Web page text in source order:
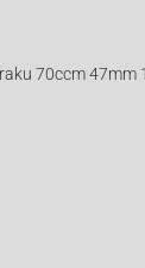
70ccm 47mm